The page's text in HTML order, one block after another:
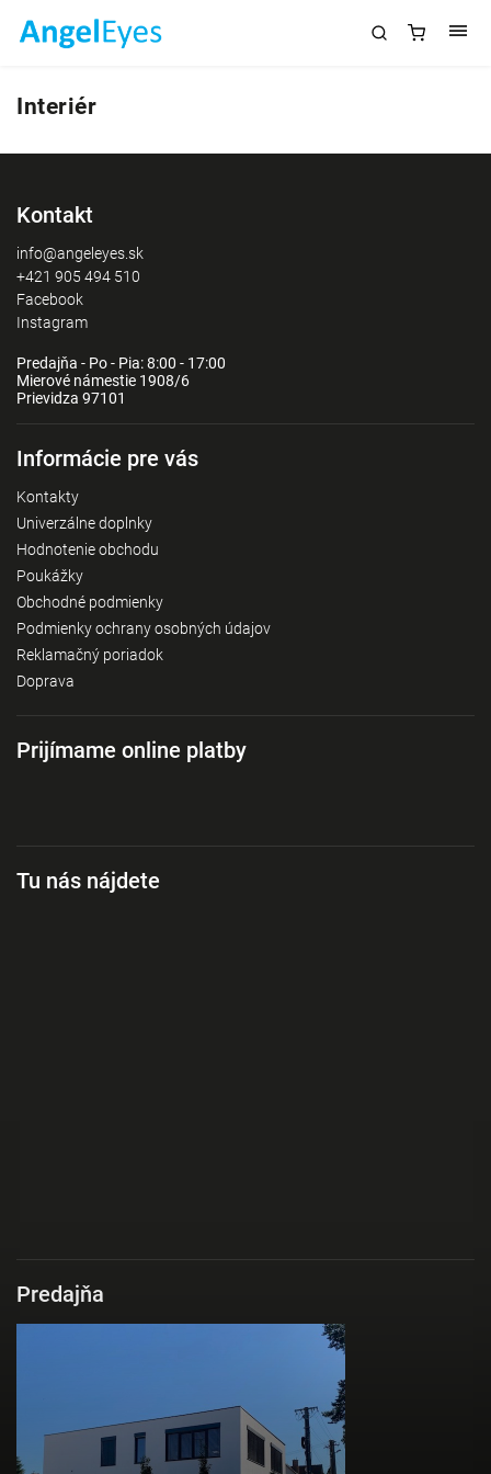
Interiér
Kontakt
info@angeleyes.sk
+421 905 494 510
Facebook
Instagram
Predajňa - Po - Pia: 8:00 - 17:00
Mierové námestie 1908/6
Prievidza 97101
Informácie pre vás
Kontakty
Univerzálne doplnky
Hodnotenie obchodu
Poukážky
Obchodné podmienky
Podmienky ochrany osobných údajov
Reklamačný poriadok
Doprava
Prijímame online platby
Tu nás nájdete
Predajňa